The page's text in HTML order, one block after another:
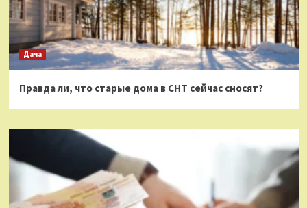
Дача
Правда ли, что старые дома в СНТ сейчас сносят?